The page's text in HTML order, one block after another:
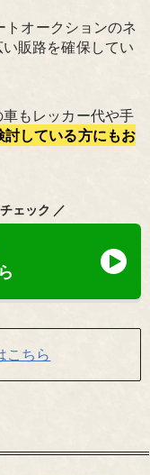
オークションのネ
販路を確保してい
もレッカー代や手
討している方にもお
ェック ／
こちら